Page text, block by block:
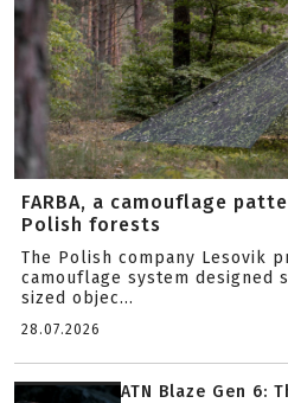
FARBA, a camouflage
Polish forests
The Polish company Lesovik
camouflage system designed
sized objec...
28.07.2026
ATN Blaze Gen 6: